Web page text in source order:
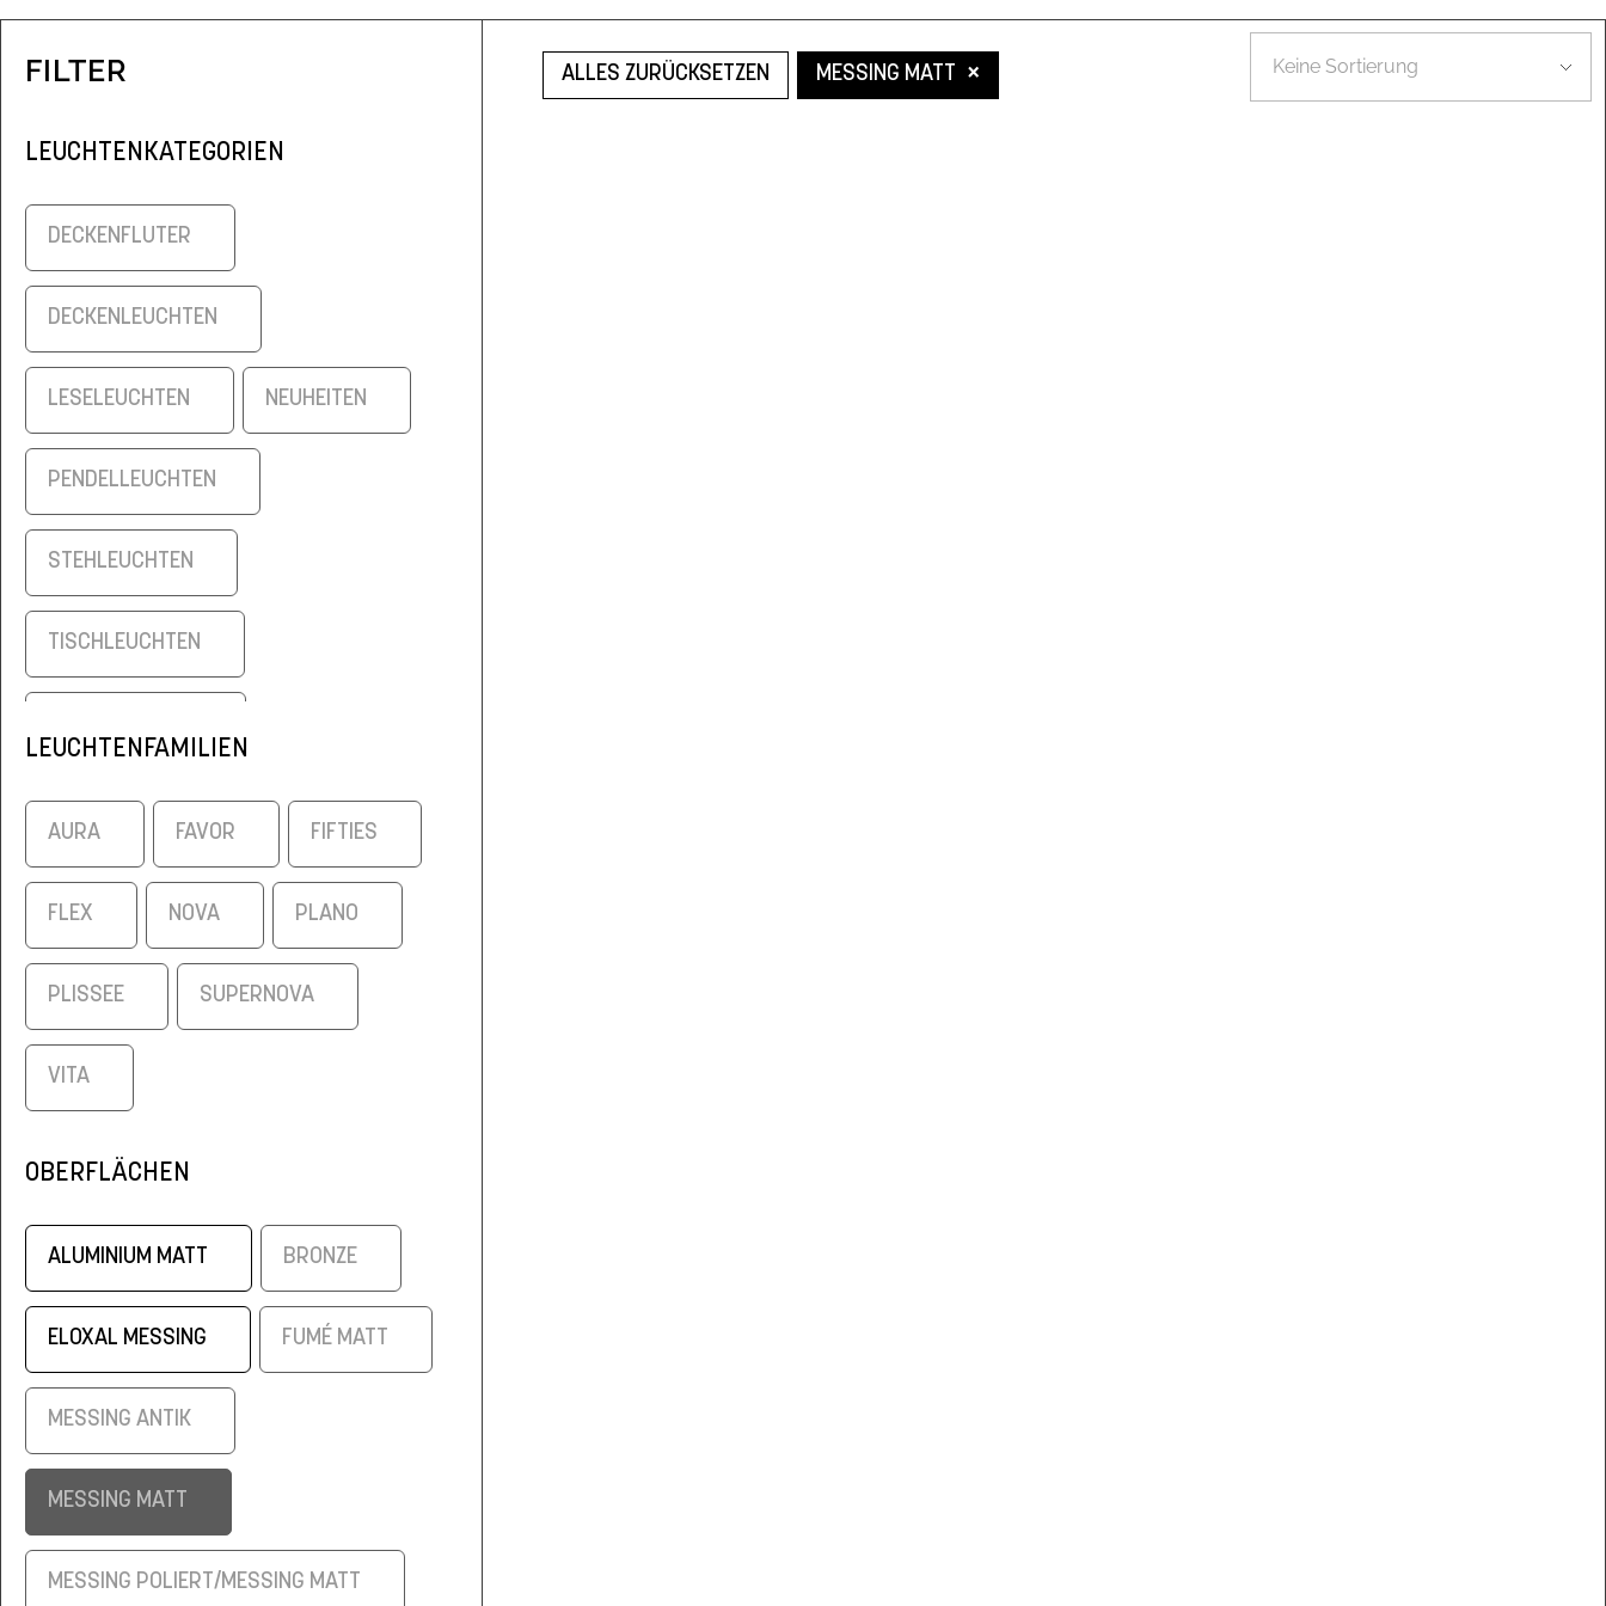
FILTER
LEUCHTENKATEGORIEN
DECKENFLUTER
DECKENLEUCHTEN
LESELEUCHTEN NEUHEITEN
PENDELLEUCHTEN
STEHLEUCHTEN
TISCHLEUCHTEN
LEUCHTENFAMILIEN
AURA FAVOR FIFTIES
FLEX NOVA PLANO
PLISSEE SUPERNOVA
VITA
OBERFLÄCHEN
ALUMINIUM MATT BRONZE
ELOXAL MESSING FUMÉ MATT
MESSING ANTIK
MESSING MATT
MESSING POLIERT/MESSING MATT
ALLES ZURÜCKSETZEN MESSING MATT ×